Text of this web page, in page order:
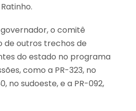
o comitê
de outros trechos de
do estado no programa
como a PR-323, no
no sudoeste, e a PR-092,